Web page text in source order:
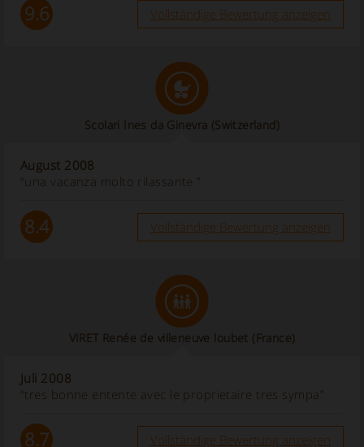
9.6 Vollständige Bewertung anzeigen
Scolari Ines da Ginevra (Switzerland)
August 2008
“una vacanza molto rilassante ”
8.4 Vollständige Bewertung anzeigen
VIRET Renée de villeneuve loubet (France)
Juli 2008
“tres bonne entente avec le proprietaire tres sympa”
8.7 Vollständige Bewertung anzeigen